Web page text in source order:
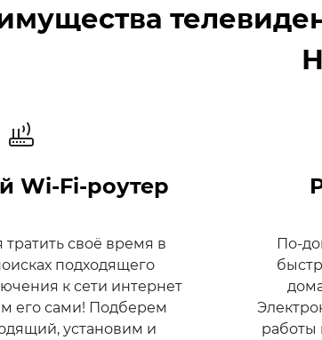
Wi‑Fi‑роутер
своё время в
подходящего
к сети интернет
его сами! Подберем
установим и
По-
работы